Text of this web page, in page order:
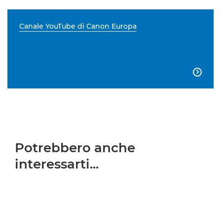
Canale YouTube di Canon Europa

Potrebbero anche
interessarti...